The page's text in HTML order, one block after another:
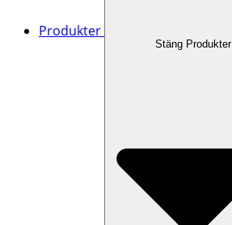
Produkter
Stäng Produkter